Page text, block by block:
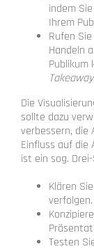
indem
Ihrem
Rufen
Handeln
Publikum
Takeaway
Die
sollte dazu
verbessern, die
Einfluss auf die
ist ein sog.
Klären
verfolgen.
Testen